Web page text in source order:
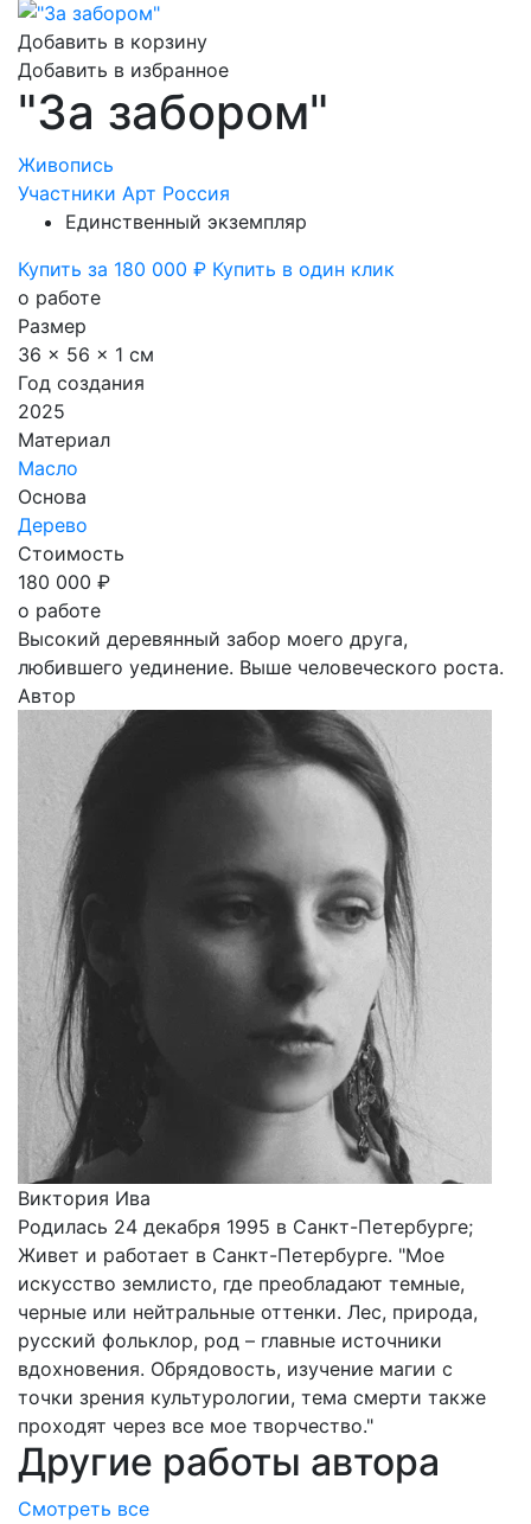
Добавить в корзину
Добавить в избранное
"За забором"
Живопись
Участники Арт Россия
Единственный экземпляр
Купить за 180 000 ₽ Купить в один клик
о работе
Размер
36 x 56 x 1 см
Год создания
2025
Материал
Масло
Основа
Дерево
Стоимость
180 000 ₽
о работе
Высокий деревянный забор моего друга,
любившего уединение. Выше человеческого роста.
Автор
Виктория Ива
Родилась 24 декабря 1995 в Санкт-Петербурге;
Живет и работает в Санкт-Петербурге. "Мое
искусство землисто, где преобладают темные,
черные или нейтральные оттенки. Лес, природа,
русский фольклор, род – главные источники
вдохновения. Обрядовость, изучение магии с
точки зрения культурологии, тема смерти также
проходят через все мое творчество."
Другие работы автора
Смотреть все